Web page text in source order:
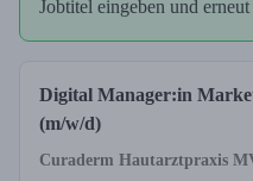
Jobtitel eingeben und erneut
Digital Manager:in
(m/w/d)
Curaderm Hautarztpraxis